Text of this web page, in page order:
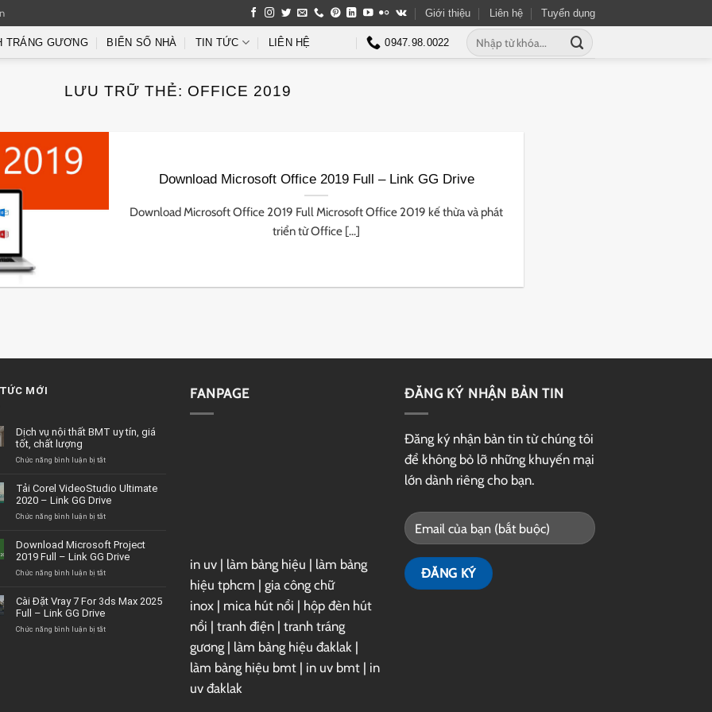
Giới thiệu Liên hệ Tuyển dụng
TRÁNG GƯƠNG BIỂN SỐ NHÀ TIN TỨC LIÊN HỆ 0947.98.0022
Tìm
kiếm:
LƯU TRỮ THẺ: OFFICE 2019
Download Microsoft Office 2019 Full – Link GG Drive
Download Microsoft Office 2019 Full Microsoft Office 2019 kế thừa và phát
triển từ Office [...]
MỚI
Dịch vụ nội thất BMT uy tín, giá
tốt, chất lượng
Chức năng bình luận bị tắtở
nội
thất
BMT
giá
tốt,
chất
Tải Corel VideoStudio Ultimate
2020 – Link GG Drive
Chức năng bình luận bị tắtở
VideoStudio
Ultimate
2020
GG
Download Microsoft Project
2019 Full – Link GG Drive
Chức năng bình luận bị tắtở
Project
Full
Cài Đặt Vray 7 For 3ds Max 2025
Full – Link GG Drive
Chức năng bình luận bị tắtở
FANPAGE
in uv | làm bảng hiệu | làm bảng
hiệu tphcm | gia công chữ
inox | mica hút nổi | hộp đèn hút
nổi | tranh điện | tranh tráng
gương | làm bảng hiệu đaklak |
làm bảng hiệu bmt | in uv bmt | in
uv đaklak
ĐĂNG KÝ NHẬN BẢN TIN
Đăng ký nhận bản tin từ chúng tôi
để không bỏ lỡ những khuyến mại
lớn dành riêng cho bạn.